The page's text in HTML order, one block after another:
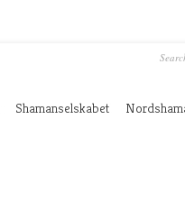
Shamanselskabet